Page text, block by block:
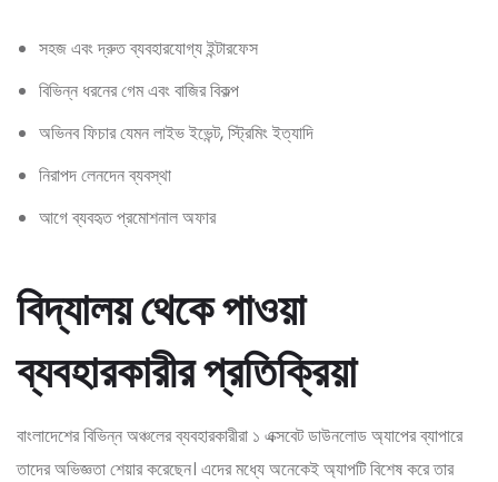
সহজ এবং দ্রুত ব্যবহারযোগ্য ইন্টারফেস
বিভিন্ন ধরনের গেম এবং বাজির বিকল্প
অভিনব ফিচার যেমন লাইভ ইভেন্ট, স্ট্রিমিং ইত্যাদি
নিরাপদ লেনদেন ব্যবস্থা
আগে ব্যবহৃত প্রমোশনাল অফার
বিদ্যালয় থেকে পাওয়া
ব্যবহারকারীর প্রতিক্রিয়া
বাংলাদেশের বিভিন্ন অঞ্চলের ব্যবহারকারীরা ১ এক্সবেট ডাউনলোড অ্যাপের ব্যাপারে
তাদের অভিজ্ঞতা শেয়ার করেছেন। এদের মধ্যে অনেকেই অ্যাপটি বিশেষ করে তার